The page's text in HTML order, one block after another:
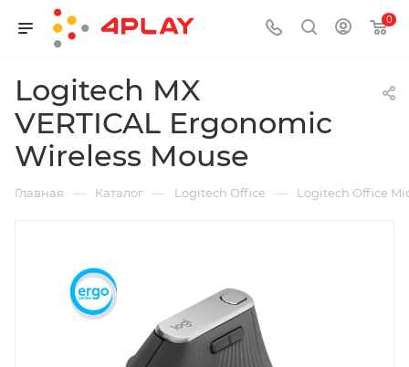
0
Logitech MX
VERTICAL Ergonomic
Wireless Mouse
Главная — Каталог — Logitech Office — Logitech Office